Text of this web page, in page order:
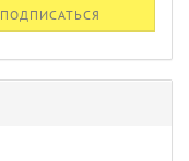
ПОДПИСАТЬСЯ